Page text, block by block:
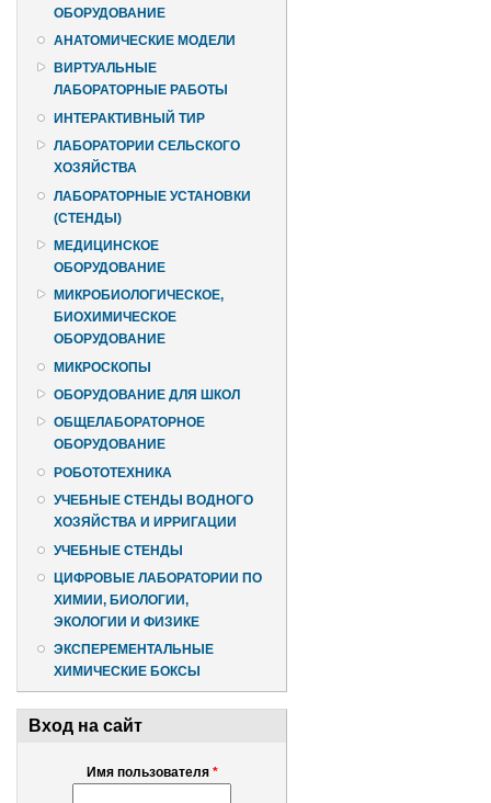
ОБОРУДОВАНИЕ
АНАТОМИЧЕСКИЕ МОДЕЛИ
ВИРТУАЛЬНЫЕ
ЛАБОРАТОРНЫЕ РАБОТЫ
ИНТЕРАКТИВНЫЙ ТИР
ЛАБОРАТОРИИ СЕЛЬСКОГО
ХОЗЯЙСТВА
ЛАБОРАТОРНЫЕ УСТАНОВКИ
(СТЕНДЫ)
МЕДИЦИНСКОЕ
ОБОРУДОВАНИЕ
МИКРОБИОЛОГИЧЕСКОЕ,
БИОХИМИЧЕСКОЕ
ОБОРУДОВАНИЕ
МИКРОСКОПЫ
ОБОРУДОВАНИЕ ДЛЯ ШКОЛ
ОБЩЕЛАБОРАТОРНОЕ
ОБОРУДОВАНИЕ
РОБОТОТЕХНИКА
УЧЕБНЫЕ СТЕНДЫ ВОДНОГО
ХОЗЯЙСТВА И ИРРИГАЦИИ
УЧЕБНЫЕ СТЕНДЫ
ЦИФРОВЫЕ ЛАБОРАТОРИИ ПО
ХИМИИ, БИОЛОГИИ,
ЭКОЛОГИИ И ФИЗИКЕ
ЭКСПЕРЕМЕНТАЛЬНЫЕ
ХИМИЧЕСКИЕ БОКСЫ
Вход на сайт
Имя пользователя *